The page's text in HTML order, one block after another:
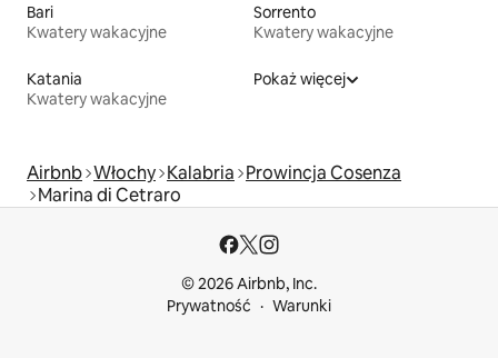
Bari
Kwatery wakacyjne
Sorrento
Kwatery wakacyjne
Katania
Kwatery wakacyjne
Pokaż więcej
Airbnb Włochy Kalabria Prowincja Cosenza
Marina di Cetraro
© 2026 Airbnb, Inc.
Prywatność
Warunki